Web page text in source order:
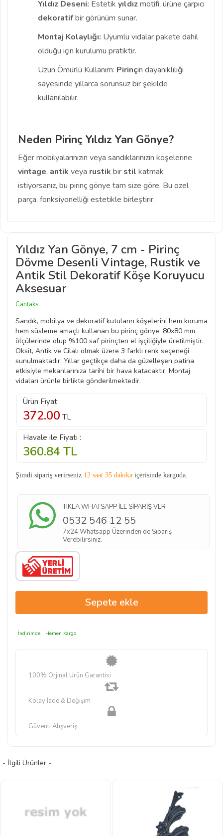
Yıldız Deseni: Estetik yıldızmotifi, ürüne çarpıcı
dekoratifbir görünüm sunar.
Montaj Kolaylığı: Uyumlu vidalar pakete dahil
olduğu için kurulumu pratiktir.
Uzun Ömürlü Kullanım: Pirinçin dayanıklılığı
sayesinde yıllarca sorunsuz bir şekilde
kullanılabilir.
Neden Pirinç Yıldız Yan Gönye?
Eğer mobilyalarınızın veya sandıklarınızın köşelerine
vintage, antik veya rustik bir stil katmak
istiyorsanız, bu pirinç gönye tam size göre. Bu özel
parça, fonksiyonelliği estetikle birleştirir.
Yıldız Yan Gönye, 7 cm - Pirinç
Dövme Desenli Vintage, Rustik ve
Antik Stil Dekoratif Köşe Koruyucu
Aksesuar
Cantaks
Sandık, mobilya ve dekoratif kutuların köşelerini hem koruma
hem süsleme amaçlı kullanan bu pirinç gönye, 80x80 mm
ölçülerinde olup %100 saf pirinçten el işçiliğiyle üretilmiştir.
Oksit, Antik ve Cilalı olmak üzere 3 farklı renk seçeneği
sunulmaktadır. Yıllar geçtikçe daha da güzelleşen patina
etkisiyle mekanlarınıza tarihi bir hava katacaktır. Montaj
vidaları ürünle birlikte gönderilmektedir.
Ürün Fiyat:
372.00 TL
Havale ile Fiyatı :
360.84 TL
Şimdi sipariş verirseniz 12 saat 35 dakika içerisinde kargoda.
TIKLA WHATSAPP İLE SİPARİŞ VER
0532 546 12 55
7x24 Whatsapp Üzerinden de Sipariş
Verebilirsiniz.
İndirimde Hemen Kargo
100% Orjinal Ürün Garantisi
Kolay İade & Değişim
Güvenli Alışveriş
- İlgili Ürünler -